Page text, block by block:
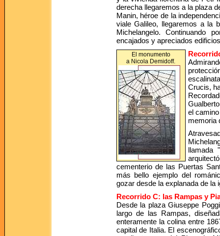
derecha llegaremos a la plaza
Manin, héroe de la
viale Galileo, llegaremos a la
Michelangelo. Continuando
encajados y apreciados
El monumento
a Nicola Demidoff.
Crucis,
el
memoria
llamada
cementerio de las Puertas
más bello ejemplo del
gozar desde la explanada de la
Recorrido C: las Rampas y
Desde la plaza Giuseppe
largo de las Rampas,
enteramente la colina entre
capital de Italia. El